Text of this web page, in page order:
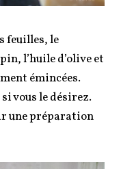
feuilles, le
l’huile d’olive et
émincées.
vous le désirez.
une préparation